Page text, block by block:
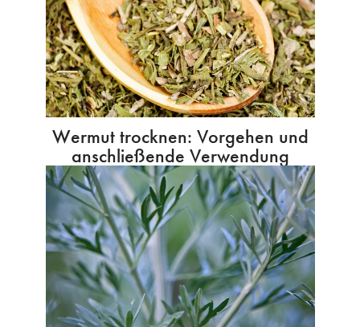
Wermut trocknen: Vorgehen und
anschließende Verwendung